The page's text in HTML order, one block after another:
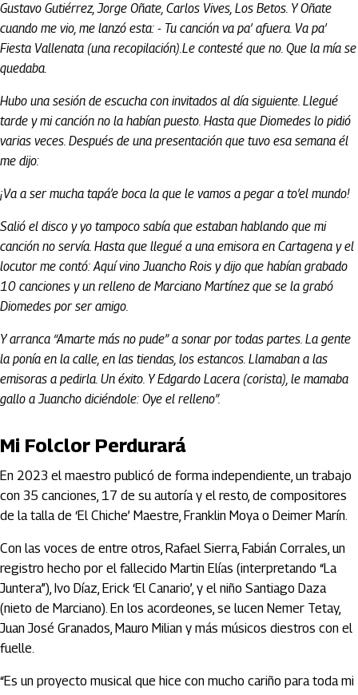
Gustavo Gutiérrez, Jorge Oñate, Carlos Vives, Los Betos. Y Oñate
cuando me vio, me lanzó esta: - Tu canción va pa’ afuera. Va pa’
Fiesta Vallenata (una recopilación).Le contesté que no. Que la mía se
quedaba.
Hubo una sesión de escucha con invitados al día siguiente. Llegué
tarde y mi canción no la habían puesto. Hasta que Diomedes lo pidió
varias veces. Después de una presentación que tuvo esa semana él
me dijo:
¡Va a ser mucha tapá’e boca la que le vamos a pegar a to’el mundo!
Salió el disco y yo tampoco sabía que estaban hablando que mi
canción no servía. Hasta que llegué a una emisora en Cartagena y el
locutor me contó: Aquí vino Juancho Rois y dijo que habían grabado
10 canciones y un relleno de Marciano Martínez que se la grabó
Diomedes por ser amigo.
Y arranca “Amarte más no pude” a sonar por todas partes. La gente
la ponía en la calle, en las tiendas, los estancos. Llamaban a las
emisoras a pedirla. Un éxito. Y Edgardo Lacera (corista), le mamaba
gallo a Juancho diciéndole: Oye el relleno”.
Mi Folclor Perdurará
En 2023 el maestro publicó de forma independiente, un trabajo
con 35 canciones, 17 de su autoría y el resto, de compositores
de la talla de ‘El Chiche’ Maestre, Franklin Moya o Deimer Marín.
Con las voces de entre otros, Rafael Sierra, Fabián Corrales, un
registro hecho por el fallecido Martin Elías (interpretando “La
Juntera”), Ivo Díaz, Erick ‘El Canario’, y el niño Santiago Daza
(nieto de Marciano). En los acordeones, se lucen Nemer Tetay,
Juan José Granados, Mauro Milian y más músicos diestros con el
fuelle.
“Es un proyecto musical que hice con mucho cariño para toda mi